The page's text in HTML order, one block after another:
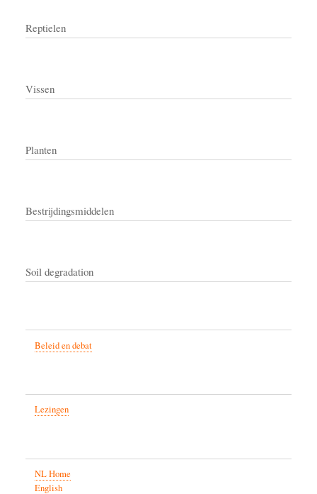
Reptielen
Vissen
Planten
Bestrijdingsmiddelen
Soil degradation
Beleid en debat
Lezingen
NL Home
English